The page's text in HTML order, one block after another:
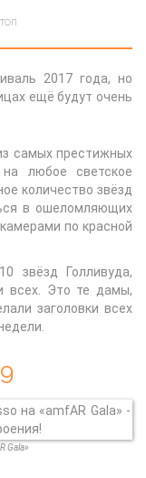
ТОП
2017 года, но
ещё будут очень
самых престижных
любое светское
количество звёзд
в ошеломляющих
по красной
звёзд Голливуда,
всех. Это те дамы,
заголовки всех
Gala»